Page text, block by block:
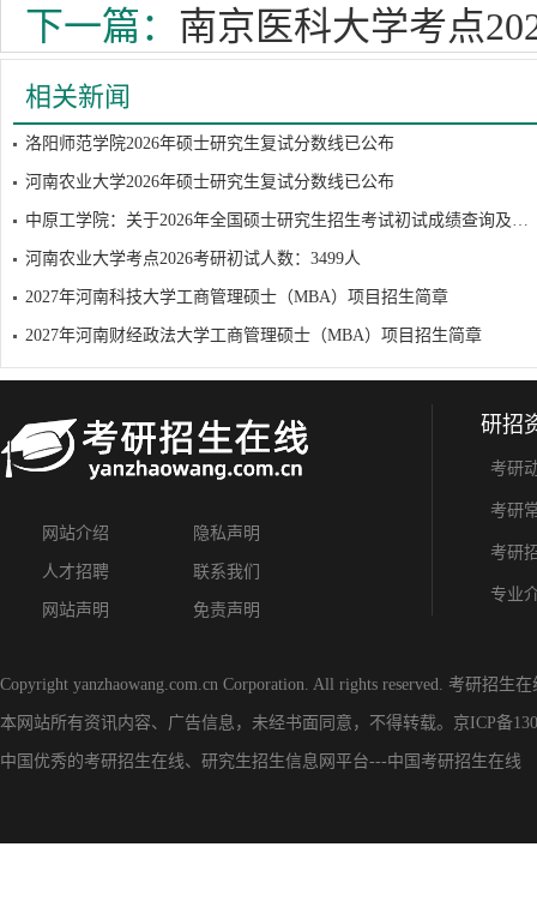
下一篇： 南京医科大学考点
相关新闻
洛阳师范学院2026年硕士研究生复试分数线已公布
河南农业大学2026年硕士研究生复试分数线已公布
中原工学院：关于2026年全国硕士研究生招生考试初试成绩查询及复核的通知
河南农业大学考点2026考研初试人数：3499人
2027年河南科技大学工商管理硕士（MBA）项目招生简章
2027年河南财经政法大学工商管理硕士（MBA）项目招生简章
网站介绍 隐私声明
人才招聘 联系我们
网站声明 免责声明
研招
考研
考研
考研
专业
Copyright yanzhaowang.com.cn Corporation. All rights reserved. 考研招生在
本网站所有资讯内容、广告信息，未经书面同意，不得转载。 京ICP备
中国优秀的考研招生在线、 研究生招生信息网 平台---中国考研招生在线